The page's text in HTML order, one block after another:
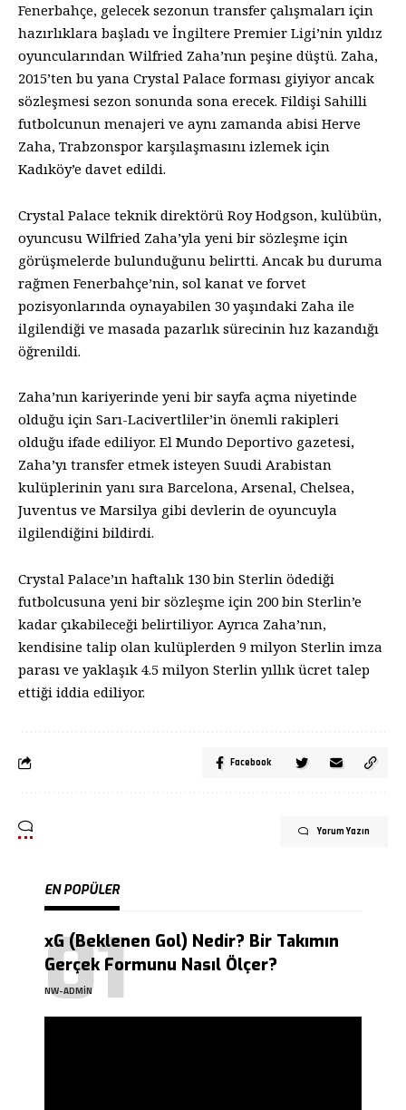
Fenerbahçe, gelecek sezonun transfer çalışmaları için
hazırlıklara başladı ve İngiltere Premier Ligi’nin yıldız
oyuncularından Wilfried Zaha’nın peşine düştü. Zaha,
2015’ten bu yana Crystal Palace forması giyiyor ancak
sözleşmesi sezon sonunda sona erecek. Fildişi Sahilli
futbolcunun menajeri ve aynı zamanda abisi Herve
Zaha, Trabzonspor karşılaşmasını izlemek için
Kadıköy’e davet edildi.
Crystal Palace teknik direktörü Roy Hodgson, kulübün,
oyuncusu Wilfried Zaha’yla yeni bir sözleşme için
görüşmelerde bulunduğunu belirtti. Ancak bu duruma
rağmen Fenerbahçe’nin, sol kanat ve forvet
pozisyonlarında oynayabilen 30 yaşındaki Zaha ile
ilgilendiği ve masada pazarlık sürecinin hız kazandığı
öğrenildi.
Zaha’nın kariyerinde yeni bir sayfa açma niyetinde
olduğu için Sarı-Lacivertliler’in önemli rakipleri
olduğu ifade ediliyor. El Mundo Deportivo gazetesi,
Zaha’yı transfer etmek isteyen Suudi Arabistan
kulüplerinin yanı sıra Barcelona, Arsenal, Chelsea,
Juventus ve Marsilya gibi devlerin de oyuncuyla
ilgilendiğini bildirdi.
Crystal Palace’ın haftalık 130 bin Sterlin ödediği
futbolcusuna yeni bir sözleşme için 200 bin Sterlin’e
kadar çıkabileceği belirtiliyor. Ayrıca Zaha’nın,
kendisine talip olan kulüplerden 9 milyon Sterlin imza
parası ve yaklaşık 4.5 milyon Sterlin yıllık ücret talep
ettiği iddia ediliyor.
Facebook
Yorum Yazın
EN POPÜLER
xG (Beklenen Gol) Nedir? Bir Takımın
Gerçek Formunu Nasıl Ölçer?
NW-ADMIN